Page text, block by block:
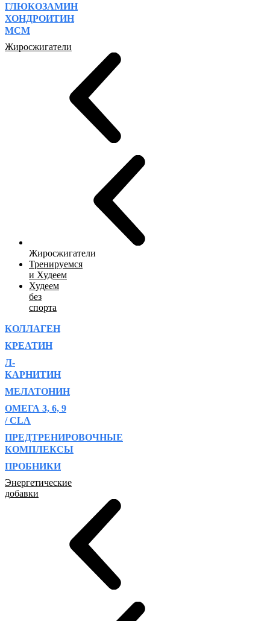
ГЛЮКОЗАМИН
ХОНДРОИТИН
МСМ
Жиросжигатели
Жиросжигатели
Тренируемся
и Худеем
Худеем
без
спорта
КОЛЛАГЕН
КРЕАТИН
Л-
КАРНИТИН
МЕЛАТОНИН
ОМЕГА 3, 6, 9
/ CLA
ПРЕДТРЕНИРОВОЧНЫЕ
КОМПЛЕКСЫ
ПРОБНИКИ
Энергетические
добавки